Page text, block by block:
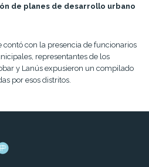
de planes de desarrollo urbano
contó con la presencia de funcionarios
representantes de los
y Lanús expusieron un compilado
por esos distritos.